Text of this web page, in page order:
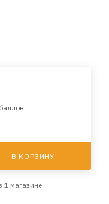
В КОРЗИНУ
1 магазине